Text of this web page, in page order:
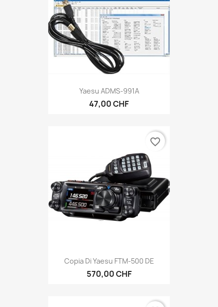
Yaesu ADMS-991A
47,00 CHF
Copia Di Yaesu FTM-500 DE
570,00 CHF
favorite_border